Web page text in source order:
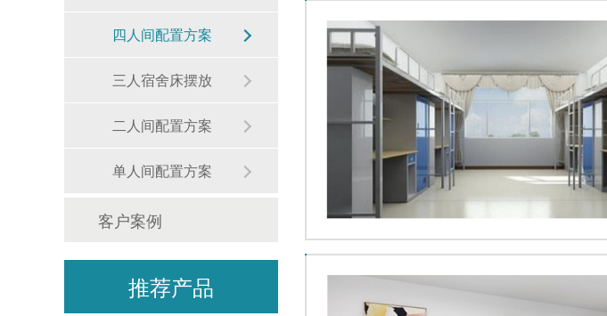
四人间配置方案
三人宿舍床摆放
二人间配置方案
单人间配置方案
客户案例
推荐产品
型材床